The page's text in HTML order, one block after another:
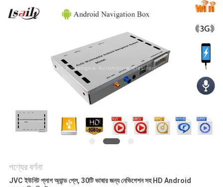
সাইট
PRIVACY
পণ্যের বর্ণনা
JVC ইউনিট প্লাগ অ্যান্ড প্লে, 30টি ভাষার জন্য নেভিগেশন সহ HD Android